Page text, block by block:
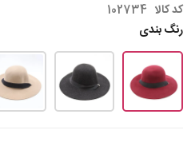
کد کالا 102734
رنگ بندی